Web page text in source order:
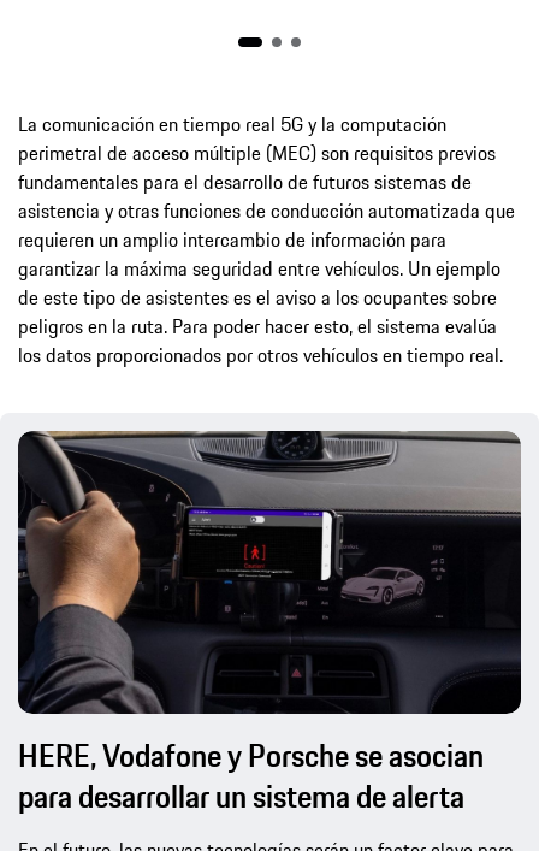
La comunicación en tiempo real 5G y la computación
perimetral de acceso múltiple (MEC) son requisitos previos
fundamentales para el desarrollo de futuros sistemas de
asistencia y otras funciones de conducción automatizada que
requieren un amplio intercambio de información para
garantizar la máxima seguridad entre vehículos. Un ejemplo
de este tipo de asistentes es el aviso a los ocupantes sobre
peligros en la ruta. Para poder hacer esto, el sistema evalúa
los datos proporcionados por otros vehículos en tiempo real.
HERE, Vodafone y Porsche se asocian
para desarrollar un sistema de alerta